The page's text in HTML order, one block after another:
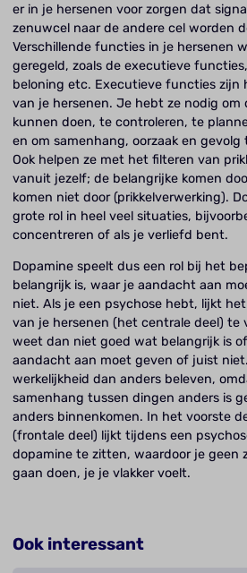
er in je hersenen voor zorgen dat
zenuwcel naar de andere cel worden
Verschillende functies in je hersenen
geregeld, zoals de executieve
beloning etc. Executieve functies zijn
van je hersenen. Je hebt ze nodig
kunnen doen, te controleren, te
en om samenhang, oorzaak en gevolg
Ook helpen ze met het filteren van
vanuit jezelf; de belangrijke komen
komen niet door (prikkelverwerking).
grote rol in heel veel situaties,
concentreren of als je verliefd bent.
Dopamine speelt dus een rol bij het
belangrijk is, waar je aandacht aan
niet. Als je een psychose hebt, lijkt
van je hersenen (het centrale deel) te
weet dan niet goed wat belangrijk is
aandacht aan moet geven of juist
werkelijkheid dan anders beleven,
samenhang tussen dingen anders is
anders binnenkomen. In het voorste
(frontale deel) lijkt tijdens een
dopamine te zitten, waardoor je geen
gaan doen, je je vlakker voelt.
Ook interessant